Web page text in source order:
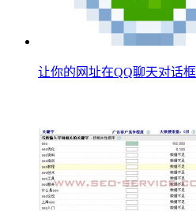
让你的网址在QQ聊天对话